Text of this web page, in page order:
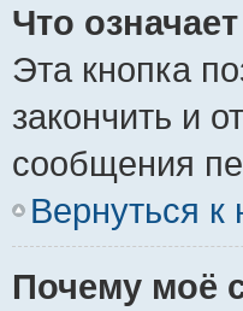
Что
Эта кнопка
закончить и
сообщения
Вернуться к
Почему моё